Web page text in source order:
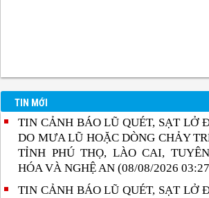
TIN MỚI
TIN CẢNH BÁO LŨ QUÉT, SẠT LỞ
DO MƯA LŨ HOẶC DÒNG CHẢY
TỈNH PHÚ THỌ, LÀO CAI,
HÓA VÀ NGHỆ AN (08/08/2026
TIN CẢNH BÁO LŨ QUÉT, SẠT LỞ